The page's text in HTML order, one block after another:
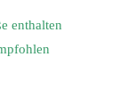
enthalten